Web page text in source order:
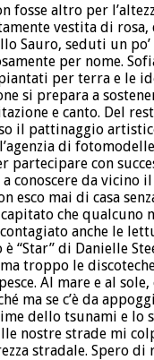
fosse altro per
vestita di
Sauro, seduti un
per nome.
per terra e le
si prepara a
e canto. Del
il pattinaggio
di
partecipare con
conoscere da vicino
esco mai di casa
che qualcuno
anche le
“Star” di Danielle
troppo le
Al mare e al
ma se c’è da
dello tsunami e lo
nostre strade mi
stradale. Spero